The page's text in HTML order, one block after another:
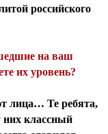
российского
на ваш
их уровень?
лица… Те ребята,
них классный